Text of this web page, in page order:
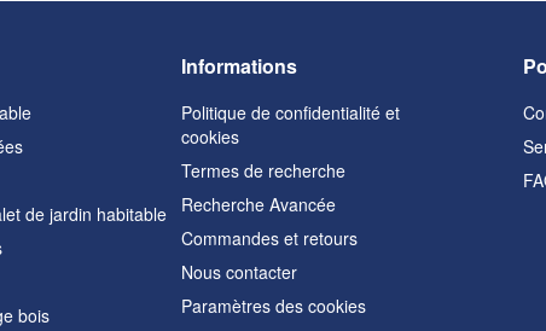
Informations
Politique de confidentialité et
cookies
Termes de recherche
Recherche Avancée
Commandes et retours
Nous contacter
Paramètres des cookies
de jardin habitable
bois